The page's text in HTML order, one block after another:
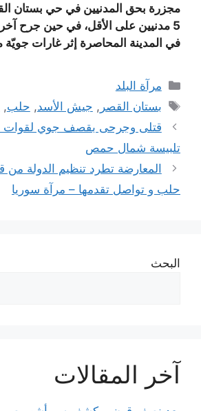
مجزرة بحق المدنيين في حي بستان
5 مدنيين على الأقل، في حين جرح
في المدينة المحاصرة إثر غارات
التصنيفات
مرآة البلد
الوسوم
بستان القصر , جيش الأسد, حلب,
قتلى وجرحى بقصف جوي لقوات
تلبيسة شمال حمص
المعارضة تطرد تنظيم الدولة من
حلب و تواصل تقدمها – مرآة سوريا
البحث
آخر المقالات